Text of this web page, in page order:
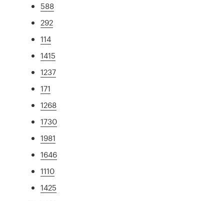
588
292
114
1415
1237
171
1268
1730
1981
1646
1110
1425